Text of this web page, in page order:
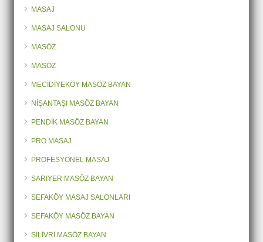
MASAJ
MASAJ SALONU
MASÖZ
MASÖZ
MECİDİYEKÖY MASÖZ BAYAN
NİŞANTAŞI MASÖZ BAYAN
PENDİK MASÖZ BAYAN
PRO MASAJ
PROFESYONEL MASAJ
SARIYER MASÖZ BAYAN
SEFAKÖY MASAJ SALONLARI
SEFAKÖY MASÖZ BAYAN
SİLİVRİ MASÖZ BAYAN